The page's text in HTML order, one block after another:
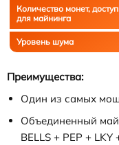
Количество монет,
для майнинга
Уровень шума
Преимущества:
Один из самых
Объединенный
BELLS + PEP + LKY